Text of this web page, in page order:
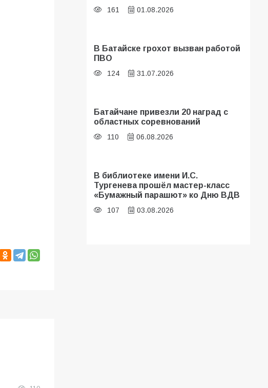
161 01.08.2026
В Батайске грохот вызван работой
ПВО
124 31.07.2026
Батайчане привезли 20 наград с
областных соревнований
110 06.08.2026
В библиотеке имени И.С.
Тургенева прошёл мастер-класс
«Бумажный парашют» ко Дню ВДВ
107 03.08.2026